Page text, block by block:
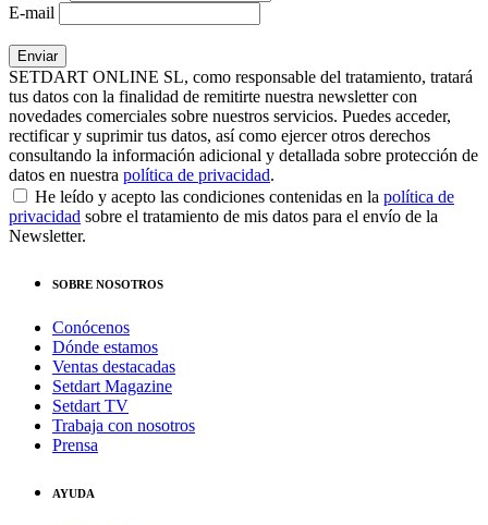
E-mail
SETDART ONLINE SL, como responsable del tratamiento, tratará
tus datos con la finalidad de remitirte nuestra newsletter con
novedades comerciales sobre nuestros servicios. Puedes acceder,
rectificar y suprimir tus datos, así como ejercer otros derechos
consultando la información adicional y detallada sobre protección de
datos en nuestra política de privacidad.
He leído y acepto las condiciones contenidas en la política de
privacidad sobre el tratamiento de mis datos para el envío de la
Newsletter.
SOBRE NOSOTROS
Conócenos
Dónde estamos
Ventas destacadas
Setdart Magazine
Setdart TV
Trabaja con nosotros
Prensa
AYUDA